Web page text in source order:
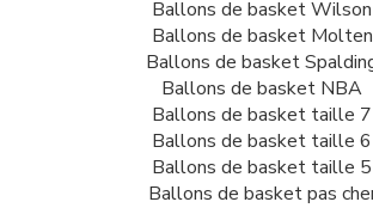
Ballons de Basket
Ballons de basket Wilson
Ballons de basket Molten
Ballons de basket Spalding
Ballons de basket NBA
Ballons de basket taille 7
Ballons de basket taille 6